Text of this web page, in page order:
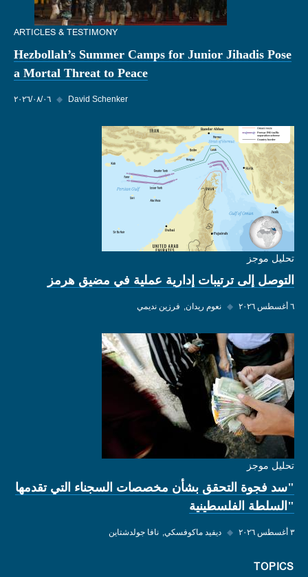
ARTICLES & TESTIMONY
Hezbollah’s Summer Camps for Junior Jihadis Pose
a Mortal Threat to Peace
٠٦‏/٠٨‏/٢٠٢٦ ◆ David Schenker
تحليل موجز
التوصل إلى ترتيبات إدارية عملية في مضيق هرمز
٦ أغسطس ٢٠٢٦ ◆ نعوم ريدان فرزين نديمي
تحليل موجز
"سد فجوة التحقق بشأن مخصصات السجناء التي تقدمها
"السلطة الفلسطينية
٣ أغسطس ٢٠٢٦ ◆ ديفيد ماكوفسكي نافا جولدشتاين
TOPICS